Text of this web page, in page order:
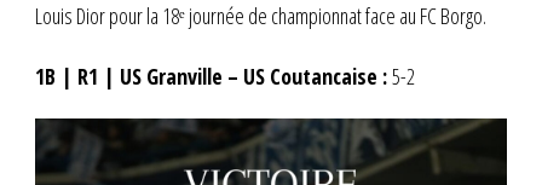
Louis Dior pour la 18ᵉ journée de championnat face au FC Borgo.
1B | R1 | US Granville – US Coutancaise :5-2